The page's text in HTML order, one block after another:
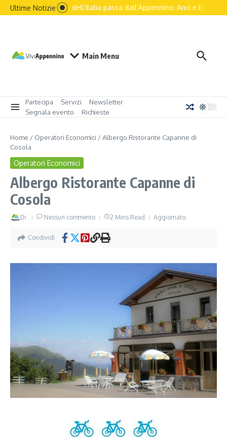
Ultime NotizieIl futuro dell’Italia passa dall’Appennino: Anci e le
Main Menu
Partecipa Servizi
Newsletter
Segnala evento
Richieste
Home / Operatori Economici /Albergo Ristorante Capanne di
Cosola
Operatori Economici
Albergo Ristorante Capanne di
Cosola
Di Nessun commento 2 Mins Read Aggiornato:
Condividi